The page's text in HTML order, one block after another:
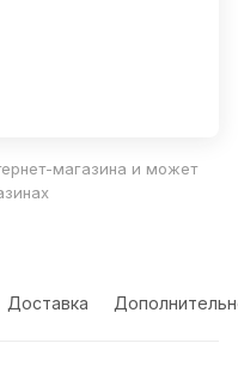
магазина и может
Доставка